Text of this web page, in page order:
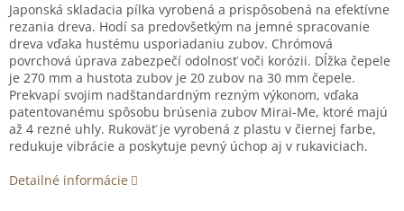
Japonská skladacia pílka vyrobená a prispôsobená na efektívne
rezania dreva. Hodí sa predovšetkým na jemné spracovanie
dreva vďaka hustému usporiadaniu zubov. Chrómová
povrchová úprava zabezpečí odolnosť voči korózii. Dĺžka čepele
je 270 mm a hustota zubov je 20 zubov na 30 mm čepele.
Prekvapí svojim nadštandardným rezným výkonom, vďaka
patentovanému spôsobu brúsenia zubov Mirai-Me, ktoré majú
až 4 rezné uhly. Rukoväť je vyrobená z plastu v čiernej farbe,
redukuje vibrácie a poskytuje pevný úchop aj v rukaviciach.
Detailné informácie